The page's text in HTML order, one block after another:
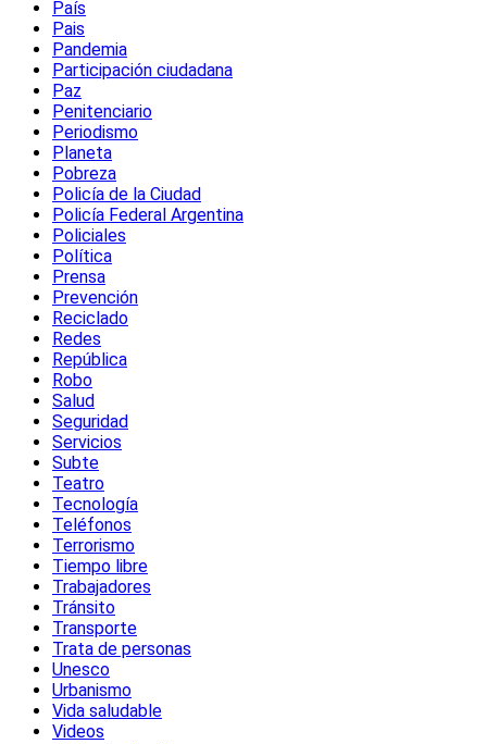
País
Pais
Pandemia
Participación ciudadana
Paz
Penitenciario
Periodismo
Planeta
Pobreza
Policía de la Ciudad
Policía Federal Argentina
Policiales
Política
Prensa
Prevención
Reciclado
Redes
República
Robo
Salud
Seguridad
Servicios
Subte
Teatro
Tecnología
Teléfonos
Terrorismo
Tiempo libre
Trabajadores
Tránsito
Transporte
Trata de personas
Unesco
Urbanismo
Vida saludable
Videos